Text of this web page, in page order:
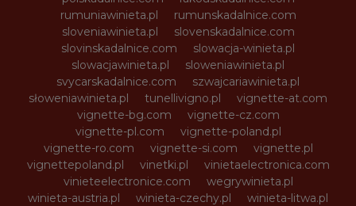
rumuniawinieta.pl
rumunskadalnice.com
sloveniawinieta.pl
slovenskadalnice.com
slovinskadalnice.com
slowacja-winieta.pl
slowacjawinieta.pl
sloweniawinieta.pl
svycarskadalnice.com
szwajcariawinieta.pl
słoweniawinieta.pl
tunellivigno.pl
vignette-at.com
vignette-bg.com
vignette-cz.com
vignette-pl.com
vignette-poland.pl
vignette-ro.com
vignette-si.com
vignette.pl
vignettepoland.pl
vinetki.pl
vinietaelectronica.com
vinieteelectronice.com
wegrywinieta.pl
winieta-austria.pl
winieta-czechy.pl
winieta-litwa.pl